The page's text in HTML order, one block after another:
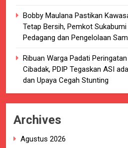
Bobby Maulana Pastikan
Tetap Bersih, Pemkot
Pedagang dan Pengelolaan
Ribuan Warga Padati
Cibadak, PDIP Tegaskan ASI
dan Upaya Cegah Stunting
Archives
Agustus 2026